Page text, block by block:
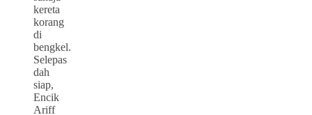
kereta
korang
di
bengkel.
Selepas
dah
siap,
Encik
Ariff